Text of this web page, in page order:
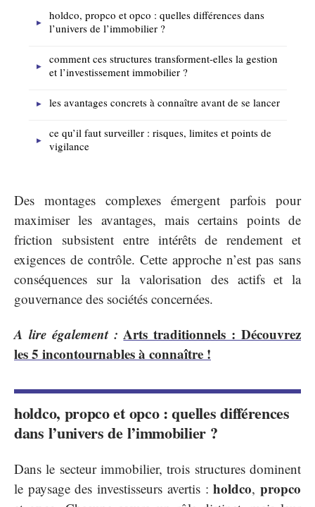
holdco, propco et opco : quelles différences dans
l’univers de l’immobilier ?
comment ces structures transforment-elles la gestion
et l’investissement immobilier ?
les avantages concrets à connaître avant de se lancer
ce qu’il faut surveiller : risques, limites et points de
vigilance
Des montages complexes émergent parfois pour
maximiser les avantages, mais certains points de
friction subsistent entre intérêts de rendement et
exigences de contrôle. Cette approche n’est pas sans
conséquences sur la valorisation des actifs et la
gouvernance des sociétés concernées.
A lire également : Arts traditionnels : Découvrez
les 5 incontournables à connaître !
holdco, propco et opco : quelles différences
dans l’univers de l’immobilier ?
Dans le secteur immobilier, trois structures dominent
le paysage des investisseurs avertis :holdco,propco